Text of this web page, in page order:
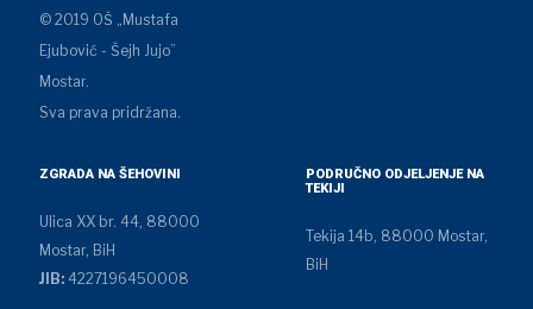
© 2019 OŠ „Mustafa
Ejubović - Šejh Jujo”
Mostar.
Sva prava pridržana.
ZGRADA NA ŠEHOVINI
Ulica XX br. 44, 88000
Mostar, BiH
JIB:4227196450008
PODRUČNO ODJELJENJE NA
TEKIJI
Tekija 14b, 88000 Mostar,
BiH